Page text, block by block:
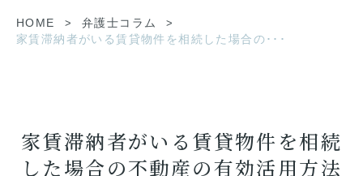
HOME > 弁護士コラム
>
家賃滞納者がいる賃貸物件を相続した場合の･･･
家賃滞納者がいる賃貸物件を相続
した場合の不動産の有効活用方法